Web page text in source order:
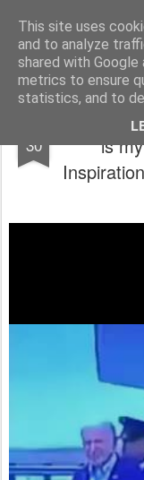
This site uses
and to analyze
shared with
metrics to ensure
statistics, and to
Pages
30
🙏 ~ 💝
is